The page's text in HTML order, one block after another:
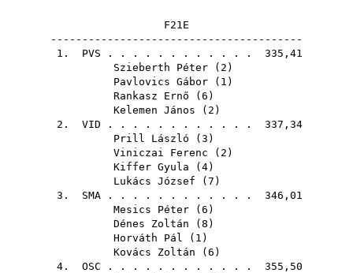
F21E
----------------------------------------
1. PVS . . . . . . . . . . . . 335,41
Szieberth Péter ( 2 )
Pavlovics Gábor ( 1 )
Rankasz Ernő ( 6 )
Kelemen János ( 2 )
2. VID . . . . . . . . . . . . 337,34
Prill László ( 3 )
Viniczai Ferenc ( 2 )
Kiffer Gyula ( 4)
Lukács József ( 7 )
3. SMA . . . . . . . . . . . . 346,01
Mesics Péter ( 6 )
Dénes Zoltán ( 8 )
Horváth Pál ( 1 )
Kovács Zoltán ( 6 )
4. OSC . . . . . . . . . . . . 355,50